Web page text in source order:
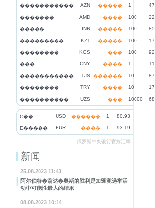
����������� AZN ����� 1
������� AMD ���� 100
����� INR ����� 100
��������� KZT ����� 100
�������� KGS ��� 100
��� CNY ���� 1
����������� TJS ������ 10
�������� TRY ���� 10
���������� UZS ��� 10000
C�� USD ������ 1 80.93
E����� EUR ���� 1 93.19
俄罗斯中央银行官方汇率
新闻
25.08.2023 11:43
阿尔伯特�翁达�奥斯的胜利是加蓬竞选举活
动中可能性最大的结果
08.08.2023 10:14